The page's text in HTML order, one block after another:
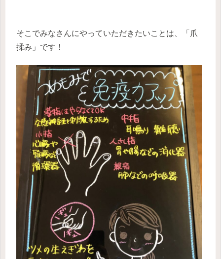
そこでみなさんにやっていただきたいことは、「爪
揉み」です！